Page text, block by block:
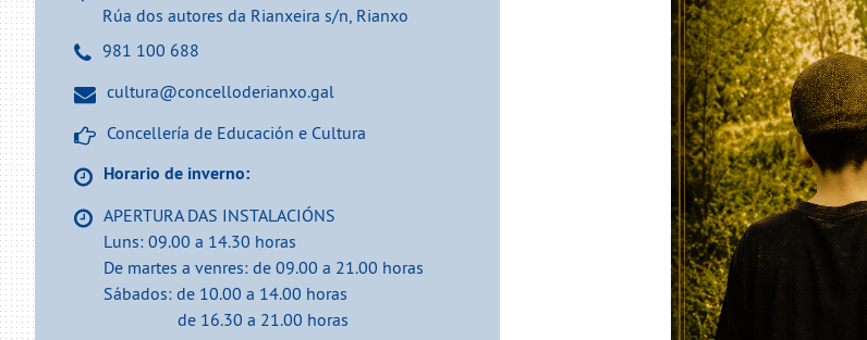
Rúa dos autores da Rianxeira s/n, Rianxo
981 100 688
cultura@concelloderianxo.gal
Concellería de Educación e Cultura
Horario de inverno:
APERTURA DAS INSTALACIÓNS
Luns: 09.00 a 14.30 horas
De martes a venres: de 09.00 a 21.00 horas
Sábados: de 10.00 a 14.00 horas
de 16.30 a 21.00 horas